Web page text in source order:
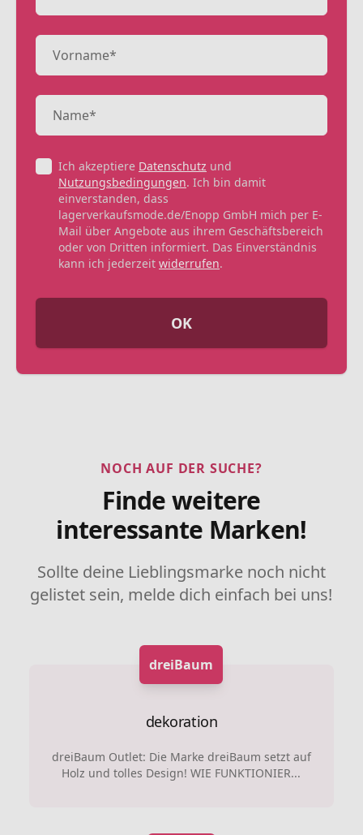
Ich akzeptiere Datenschutz und
Nutzungsbedingungen. Ich bin damit
einverstanden, dass
lagerverkaufsmode.de/Enopp GmbH mich per E-
Mail über Angebote aus ihrem Geschäftsbereich
oder von Dritten informiert. Das Einverständnis
kann ich jederzeit widerrufen.
OK
NOCH AUF DER SUCHE?
Finde weitere
interessante Marken!
Sollte deine Lieblingsmarke noch nicht
gelistet sein, melde dich einfach bei uns!
dreiBaum
dekoration
dreiBaum Outlet: Die Marke dreiBaum setzt auf
Holz und tolles Design! WIE FUNKTIONIER...